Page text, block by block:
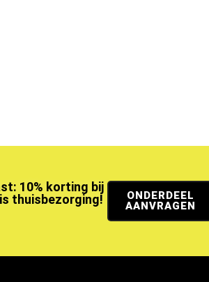
10% korting bij
thuisbezorging!
ONDERDEEL
AANVRAGEN